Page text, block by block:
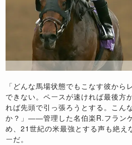
「どんな馬場状態でもこなす彼から
できない。ペースが速ければ最後方
れば先頭で引っ張ろうとする。こん
か？」――管理した名伯楽R.フラン
め、21世紀の米最強とする声も絶え
ーだ。